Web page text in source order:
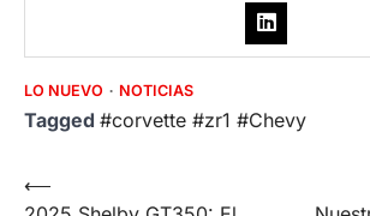
LO NUEVO NOTICIAS
Tagged #corvette #zr1 #Chevy
Post
⟵